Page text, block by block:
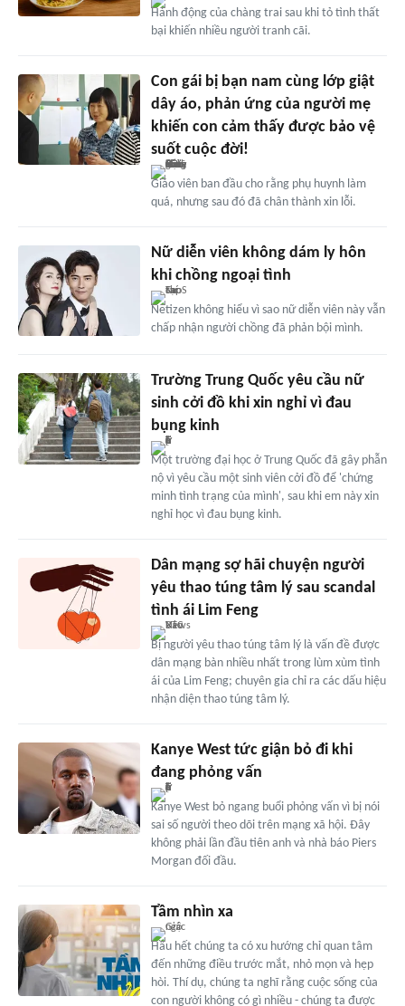
Hành động của chàng trai sau khi tỏ tình thất
bại khiến nhiều người tranh cãi.
Con gái bị bạn nam cùng lớp giật
dây áo, phản ứng của người mẹ
khiến con cảm thấy được bảo vệ
suốt cuộc đời!
Giáo viên ban đầu cho rằng phụ huynh làm
quá, nhưng sau đó đã chân thành xin lỗi.
Nữ diễn viên không dám ly hôn
khi chồng ngoại tình
Netizen không hiểu vì sao nữ diễn viên này vẫn
chấp nhận người chồng đã phản bội mình.
Trường Trung Quốc yêu cầu nữ
sinh cởi đồ khi xin nghỉ vì đau
bụng kinh
Một trường đại học ở Trung Quốc đã gây phẫn
nộ vì yêu cầu một sinh viên cởi đồ để 'chứng
minh tình trạng của mình', sau khi em này xin
nghỉ học vì đau bụng kinh.
Dân mạng sợ hãi chuyện người
yêu thao túng tâm lý sau scandal
tình ái Lim Feng
Bị người yêu thao túng tâm lý là vấn đề được
dân mạng bàn nhiều nhất trong lùm xùm tình
ái của Lim Feng; chuyên gia chỉ ra các dấu hiệu
nhận diện thao túng tâm lý.
Kanye West tức giận bỏ đi khi
đang phỏng vấn
Kanye West bỏ ngang buổi phỏng vấn vì bị nói
sai số người theo dõi trên mạng xã hội. Đây
không phải lần đầu tiên anh và nhà báo Piers
Morgan đối đầu.
Tầm nhìn xa
Hầu hết chúng ta có xu hướng chỉ quan tâm
đến những điều trước mắt, nhỏ mọn và hẹp
hòi. Thí dụ, chúng ta nghĩ rằng cuộc sống của
con người không có gì nhiều - chúng ta được